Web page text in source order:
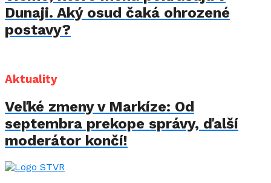
Dunaji. Aký osud čaká ohrozené
postavy?
Aktuality
Veľké zmeny v Markíze: Od
septembra prekope správy, ďalší
moderátor končí!